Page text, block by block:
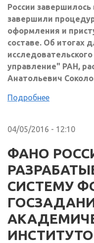
России завершилось
завершили
оформления и
составе. Об итогах
управление" РАН,
Анатольевич
Подробнее
04/05/2016 - 12:10
ФАНО
СИСТЕМУ